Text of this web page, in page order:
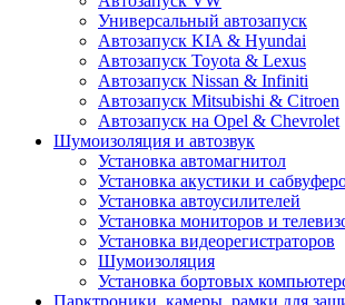
Универсальный автозапуск
Автозапуск KIA & Hyundai
Автозапуск Toyota & Lexus
Автозапуск Nissan & Infiniti
Автозапуск Mitsubishi & Citroen
Автозапуск на Opel & Chevrolet
Шумоизоляция и автозвук
Установка автомагнитол
Установка акустики и
Установка автоусилителей
Установка мониторов и
Установка видеорегистраторов
Шумоизоляция
Установка бортовых
Парктроники, камеры, рамки для